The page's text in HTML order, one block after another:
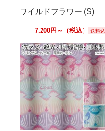
ワイルドフラワー (S)
7,200円～（税込） 送料込